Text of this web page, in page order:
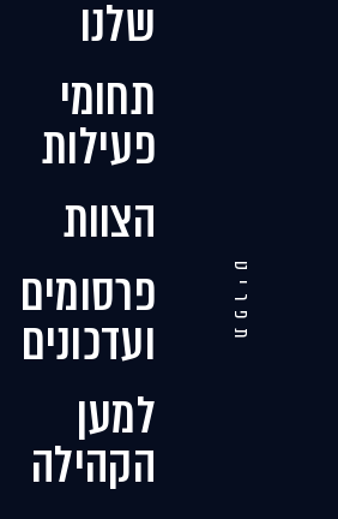
תפריט
שלנו
תחומי
פעילות
הצוות
פרסומים
ועדכונים
למען
הקהילה